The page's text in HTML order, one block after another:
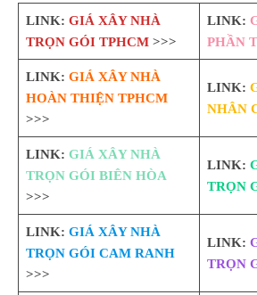
LINK: GIÁ XÂY NHÀ
TRỌN GÓI TPHCM>>>
LINK:
PHẦN
LINK: GIÁ XÂY NHÀ
HOÀN THIỆN TPHCM
>>>
LINK:
NHÂN
LINK: GIÁ XÂY NHÀ
TRỌN GÓI BIÊN HÒA
>>>
LINK:
TRỌN
LINK: GIÁ XÂY NHÀ
TRỌN GÓI CAM RANH
>>>
LINK:
TRỌN